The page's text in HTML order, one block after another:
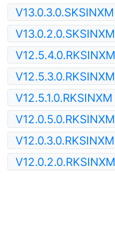
V13.0.3.0.SKSINXM
V13.0.2.0.SKSINXM
V12.5.4.0.RKSINXM
V12.5.3.0.RKSINXM
V12.5.1.0.RKSINXM
V12.0.5.0.RKSINXM
V12.0.3.0.RKSINXM
V12.0.2.0.RKSINXM